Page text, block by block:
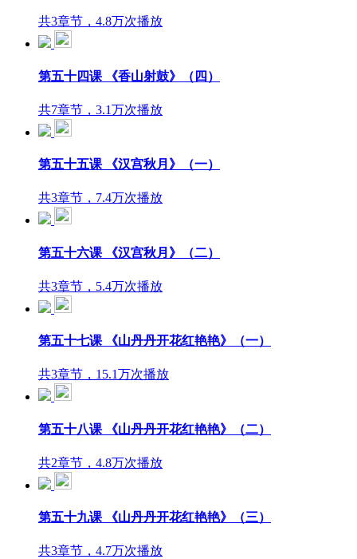
共3章节，4.8万次播放
第五十四课 《香山射鼓》（四）
共7章节，3.1万次播放
第五十五课 《汉宫秋月》（一）
共3章节，7.4万次播放
第五十六课 《汉宫秋月》（二）
共3章节，5.4万次播放
第五十七课 《山丹丹开花红艳艳》（一）
共3章节，15.1万次播放
第五十八课 《山丹丹开花红艳艳》（二）
共2章节，4.8万次播放
第五十九课 《山丹丹开花红艳艳》（三）
共3章节，4.7万次播放